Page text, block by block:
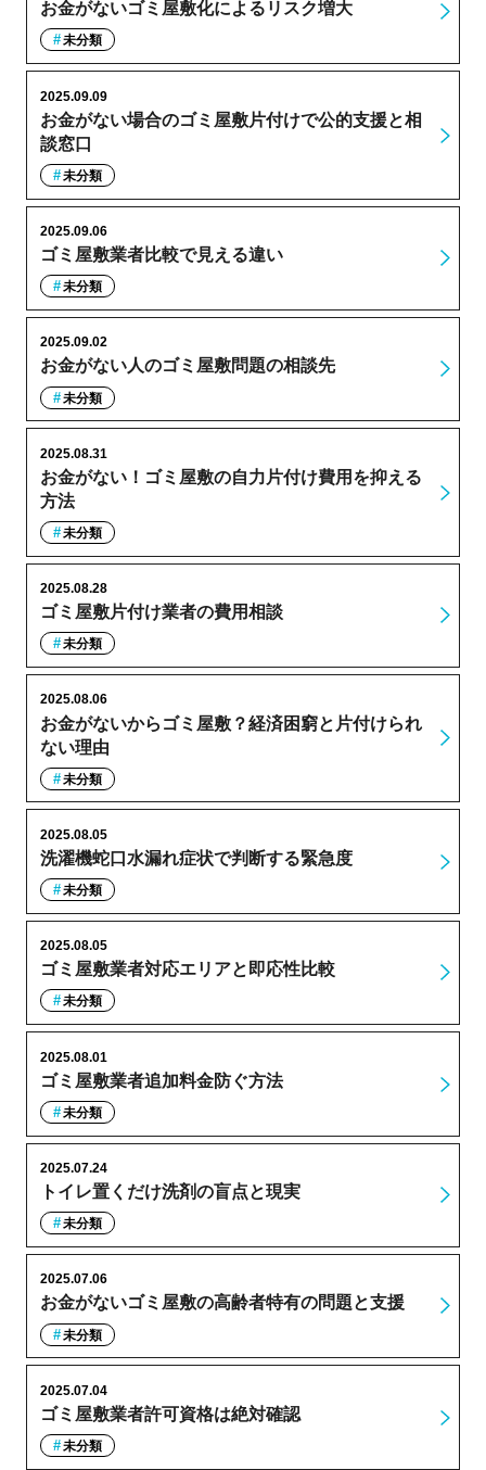
お金がないゴミ屋敷化によるリスク増大
未分類
お金がない場合のゴミ屋敷片付けで公的支援と相
談窓口
2025.09.09
未分類
ゴミ屋敷業者比較で見える違い
2025.09.06
未分類
お金がない人のゴミ屋敷問題の相談先
2025.09.02
未分類
お金がない！ゴミ屋敷の自力片付け費用を抑える
方法
2025.08.31
未分類
ゴミ屋敷片付け業者の費用相談
2025.08.28
未分類
お金がないからゴミ屋敷？経済困窮と片付けられ
ない理由
2025.08.06
未分類
洗濯機蛇口水漏れ症状で判断する緊急度
2025.08.05
未分類
ゴミ屋敷業者対応エリアと即応性比較
2025.08.05
未分類
ゴミ屋敷業者追加料金防ぐ方法
2025.08.01
未分類
トイレ置くだけ洗剤の盲点と現実
2025.07.24
未分類
お金がないゴミ屋敷の高齢者特有の問題と支援
2025.07.06
未分類
ゴミ屋敷業者許可資格は絶対確認
2025.07.04
未分類